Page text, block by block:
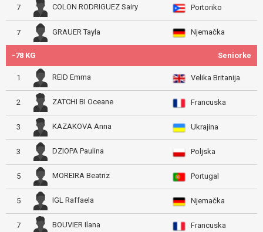
7 COLON RODRIGUEZ Sairy Portoriko
7 GRAUER Tayla Njemačka
-78 KG Seniorke
1 REID Emma Velika Britanija
2 ZATCHI BI Oceane Francuska
3 KAZAKOVA Anna Ukrajina
3 DZIOPA Paulina Poljska
5 MOREIRA Beatriz Portugal
5 IGL Raffaela Njemačka
7 BOUVIER Ilana Francuska